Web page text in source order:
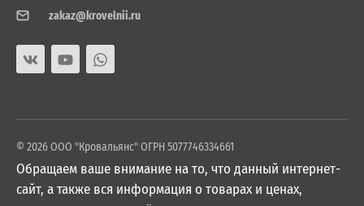
zakaz@krovelnii.ru
© 2026 ООО "Кровальянс" ОГРН 5077746334661
Обращаем ваше внимание на то, что данный интернет-
сайт, а также вся информация о товарах и ценах,